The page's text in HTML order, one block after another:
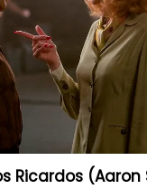
Ricardos (Aaron